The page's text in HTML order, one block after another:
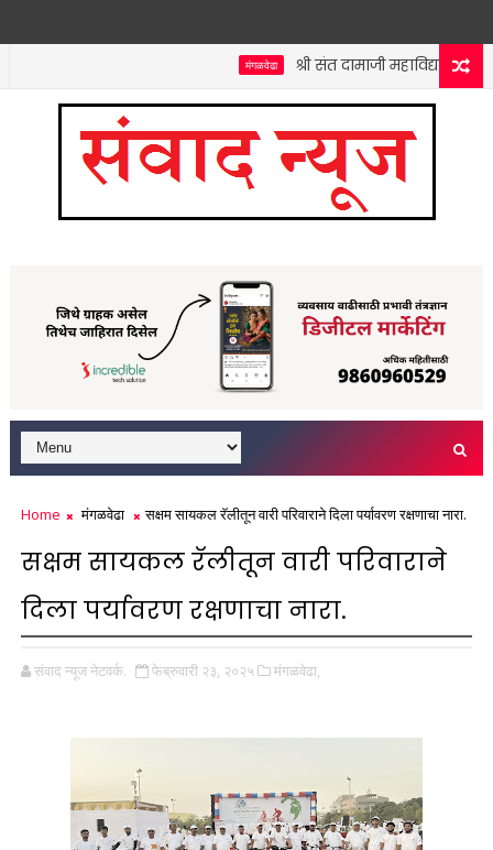
मंगळवेढा श्री संत दामाजी महाविद्यालयात
Home मंगळवेढा सक्षम सायकल रॅलीतून वारी परिवाराने दिला पर्यावरण रक्षणाचा नारा.
सक्षम सायकल रॅलीतून वारी परिवाराने
दिला पर्यावरण रक्षणाचा नारा.
संवाद न्यूज नेटवर्क. फेब्रुवारी २३, २०२५ मंगळवेढा,